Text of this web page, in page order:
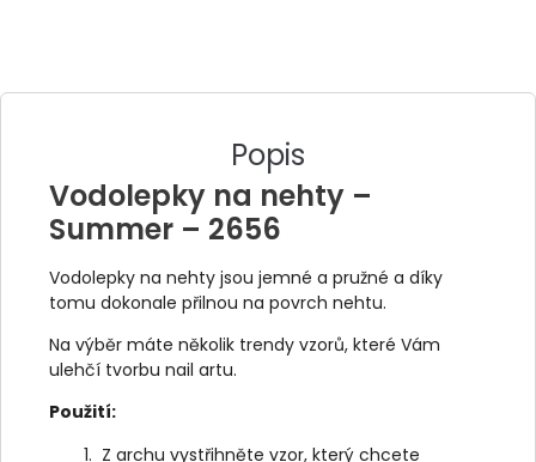
Popis
Vodolepky na nehty –
Summer – 2656
Vodolepky na nehty jsou jemné a pružné a díky
tomu dokonale přilnou na povrch nehtu.
Na výběr máte několik trendy vzorů, které Vám
ulehčí tvorbu nail artu.
Použití:
Z archu vystřihněte vzor, který chcete